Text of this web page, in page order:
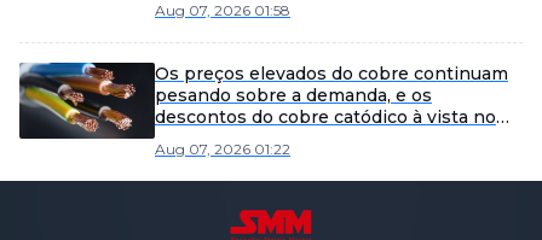
alta [Comentário Matinal do Cobre da
SMM]
Aug 07, 2026 01:58
Os preços elevados do cobre continuam
pesando sobre a demanda, e os
descontos do cobre catódico à vista no
significativamente [Análise Semanal do
Cobre Catódico à Vista no Norte da China
Aug 07, 2026 01:22